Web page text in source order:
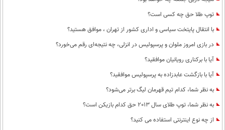
توپ طلا حق چه کسی است؟
با انتقال پایتخت سیاسی و اداری کشور از تهران ، موافق هستید؟
در بازی امروز ملوان و پرسپولیس در انزلی، چه نتیجه‌ای رقم می‌خورد؟
آیا با برکناری رویانیان موافقید؟
آیا با بازگشت عابدزاده به پرسپولیس موافقید؟
به نظر شما، کدام تیم قهرمان لیگ برتر می‌شود؟
به نظر شما، توپ طلای سال 2013 حق کدام بازیکن است؟
از چه نوع اینترنتی استفاده می کنید؟